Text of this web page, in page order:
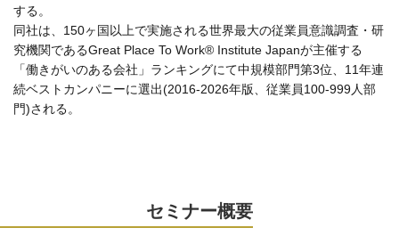
する。
同社は、150ヶ国以上で実施される世界最大の従業員意識調査・研
究機関であるGreat Place To Work® Institute Japanが主催する
「働きがいのある会社」ランキングにて中規模部門第3位、11年連
続ベストカンパニーに選出(2016-2026年版、従業員100-999人部
門)される。
セミナー概要